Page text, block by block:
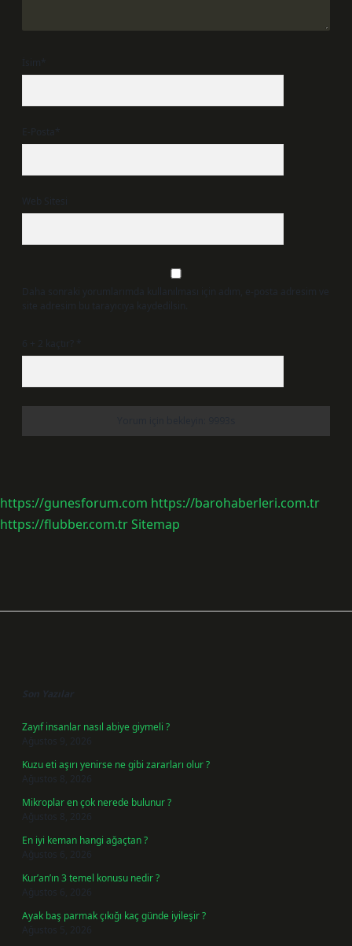
İsim*
E-Posta*
Web Sitesi
Daha sonraki yorumlarımda kullanılması için adım, e-posta adresim ve
site adresim bu tarayıcıya kaydedilsin.
6 + 2 kaçtır? *
https://gunesforum.com https://barohaberleri.com.tr
https://flubber.com.trSitemap
Son Yazılar
Zayıf insanlar nasıl abiye giymeli ?
Ağustos 9, 2026
Kuzu eti aşırı yenirse ne gibi zararları olur ?
Ağustos 8, 2026
Mikroplar en çok nerede bulunur ?
Ağustos 8, 2026
En iyi keman hangi ağaçtan ?
Ağustos 6, 2026
Kur’an’ın 3 temel konusu nedir ?
Ağustos 6, 2026
Ayak baş parmak çıkığı kaç günde iyileşir ?
Ağustos 5, 2026